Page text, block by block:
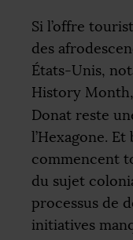
Si l’offre
des
États-Unis,
History
Donat reste
l’Hexagone.
commencent
du sujet
processus de
initiatives